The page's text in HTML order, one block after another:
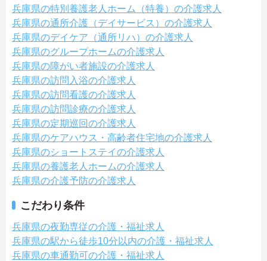
兵庫県の特別養護老人ホーム（特養）の介護求人
兵庫県の通所介護（デイサービス）の介護求人
兵庫県のデイケア（通所リハ）の介護求人
兵庫県のグループホームの介護求人
兵庫県の障がい者施設の介護求人
兵庫県の訪問入浴の介護求人
兵庫県の訪問看護の介護求人
兵庫県の訪問診療の介護求人
兵庫県の定期巡回の介護求人
兵庫県のケアハウス・高齢者住宅地の介護求人
兵庫県のショートステイの介護求人
兵庫県の養護老人ホームの介護求人
兵庫県の介護予防の介護求人
こだわり条件
兵庫県の夜勤専従の介護・福祉求人
兵庫県の駅から徒歩10分以内の介護・福祉求人
兵庫県の車通勤可の介護・福祉求人